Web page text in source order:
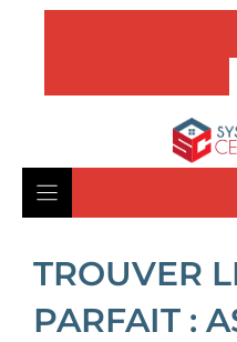
TROUVER
PARFAIT :